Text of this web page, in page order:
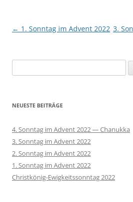
Beitragsnavigation
← 1. Sonntag im Advent 2022 3.
nach:
NEUESTE BEITRÄGE
4. Sonntag im Advent 2022 — Chanukka
3. Sonntag im Advent 2022
2. Sonntag im Advent 2022
1. Sonntag im Advent 2022
Christkönig-Ewigkeitssonntag 2022